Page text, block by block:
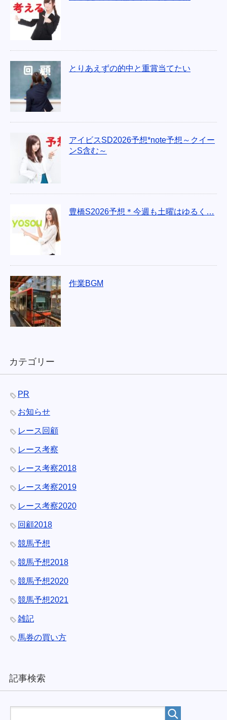
とりあえずの的中と重賞当てたい
アイビスSD2026予想*note予想～クイー
ンS含む～
豊橋S2026予想＊今週も土曜はゆるく…
作業BGM
カテゴリー
PR
お知らせ
レース回顧
レース考察
レース考察2018
レース考察2019
レース考察2020
回顧2018
競馬予想
競馬予想2018
競馬予想2020
競馬予想2021
雑記
馬券の買い方
記事検索